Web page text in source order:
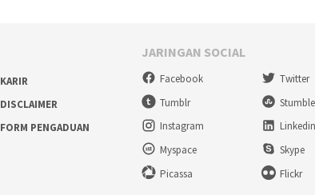
KARIR
DISCLAIMER
FORM PENGADUAN
JARINGAN SOCIAL
Facebook Twitter
Tumblr
Instagram
Linkedin
Myspace
Skype
Picassa
Flickr